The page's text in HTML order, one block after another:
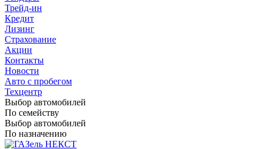
Трейд-ин
Кредит
Лизинг
Страхование
Акции
Контакты
Новости
Авто с пробегом
Техцентр
Выбор автомобилей
По семейству
Выбор автомобилей
По назначению